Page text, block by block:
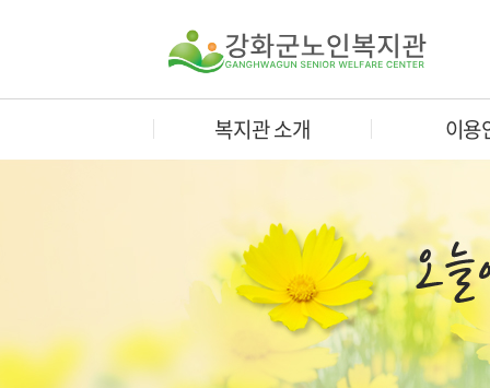
복지관 소개 이용